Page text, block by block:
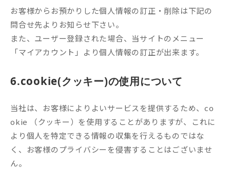
お客様からお預かりした個人情報の訂正・削除は下記の
問合せ先よりお知らせ下さい。
また、ユーザー登録された場合、当サイトのメニュー
「マイアカウント」より個人情報の訂正が出来ます。
6.cookie(クッキー)の使用について
当社は、お客様によりよいサービスを提供するため、co
okie （クッキー）を使用することがありますが、これに
より個人を特定できる情報の収集を行えるものではな
く、お客様のプライバシーを侵害することはございませ
ん。